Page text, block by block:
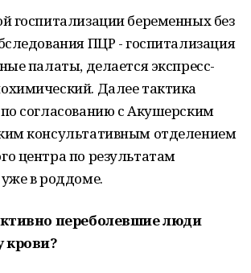
госпитализации беременных без
ПЦР - госпитализация
палаты, делается экспресс-
Далее тактика
согласованию с Акушерским
консультативным отделением
центра по результатам
в роддоме.
переболевшие люди
крови?